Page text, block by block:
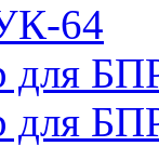
64
для
для